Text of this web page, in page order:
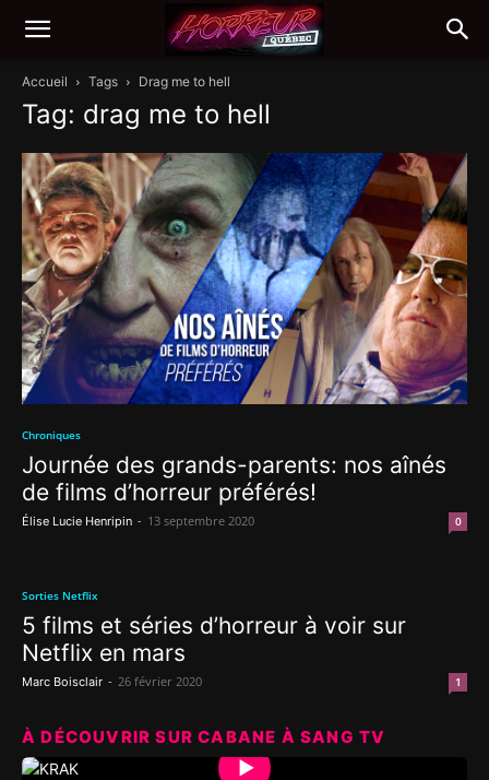
Accueil Tags Drag me to hell
Tag: drag me to hell
Chroniques
Journée des grands-parents: nos aînés
de films d’horreur préférés!
Élise Lucie Henripin - 13 septembre 2020 0
Sorties Netflix
5 films et séries d’horreur à voir sur
Netflix en mars
Marc Boisclair - 26 février 2020 1
À DÉCOUVRIR SUR CABANE À SANG TV
▶